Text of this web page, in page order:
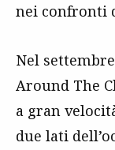
nei confronti
Nel
Around The
a gran
due lati